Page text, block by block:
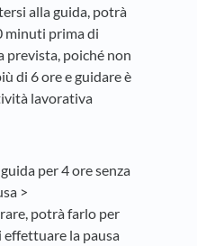
alla guida, potrà
minuti prima di
prevista, poiché non
di 6 ore e guidare è
lavorativa
per 4 ore senza
>
potrà farlo per
effettuare la pausa